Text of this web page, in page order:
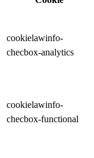
cookielawinfo-
checbox-analytics
cookielawinfo-
checbox-functional